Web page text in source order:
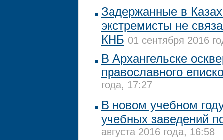
Задержанные в
экстремисты не
КНБ 01 сентября 2016
В Архангельске
православного
года, 17:27
В новом учебном
учебных заведений
августа 2016 года, 16:58